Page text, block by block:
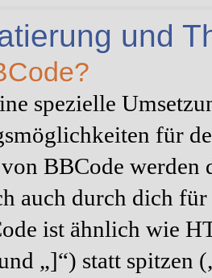
und
spezielle
für
BBCode
auch durch dich
ist ähnlich wie
„]“) statt spitzen